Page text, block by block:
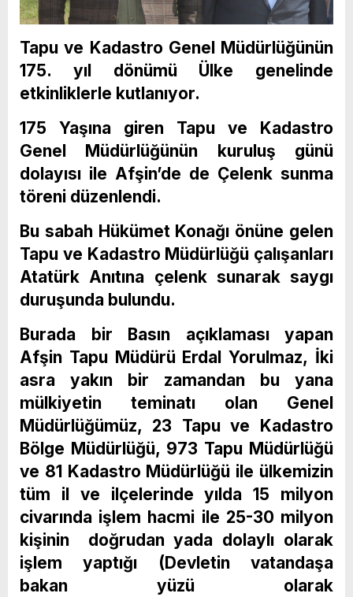
Tapu ve Kadastro Genel Müdürlüğünün
175. yıl dönümü Ülke genelinde
etkinliklerle kutlanıyor.
175 Yaşına giren Tapu ve Kadastro
Genel Müdürlüğünün kuruluş günü
dolayısı ile Afşin’de de Çelenk sunma
töreni düzenlendi.
Bu sabah Hükümet Konağı önüne gelen
Tapu ve Kadastro Müdürlüğü çalışanları
Atatürk Anıtına çelenk sunarak saygı
duruşunda bulundu.
Burada bir Basın açıklaması yapan
Afşin Tapu Müdürü Erdal Yorulmaz, İki
asra yakın bir zamandan bu yana
mülkiyetin teminatı olan Genel
Müdürlüğümüz, 23 Tapu ve Kadastro
Bölge Müdürlüğü, 973 Tapu Müdürlüğü
ve 81 Kadastro Müdürlüğü ile ülkemizin
tüm il ve ilçelerinde yılda 15 milyon
civarında işlem hacmi ile 25-30 milyon
kişinin doğrudan yada dolaylı olarak
işlem yaptığı (Devletin vatandaşa
bakan yüzü olarak